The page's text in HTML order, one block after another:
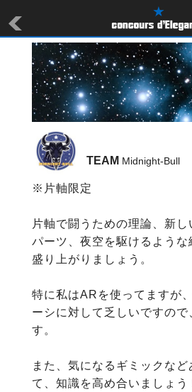
TEAM Midnight-Bull
※片軸限定
片軸で闘うための理論、新
パーツ、夜空を駆けるよう
盛り上がりましょう。
特に私はARを使ってますが
ーシに対して乏しいですの
す。
また、気になるギミックな
て、知識を高め合いましょう